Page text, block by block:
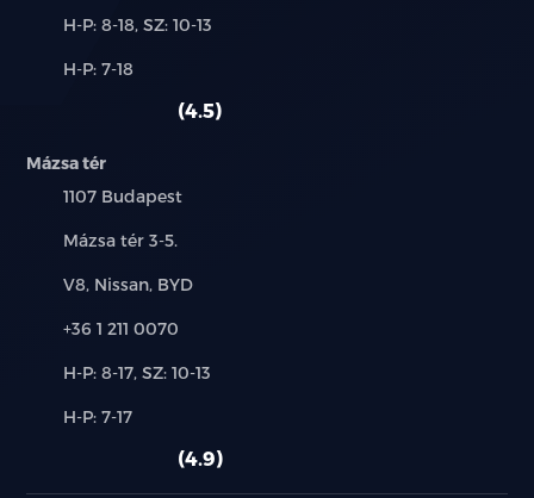
Új-
használt
H-P: 8-18, SZ: 10-13
Alkatrész,
H-P: 7-18
4.5
Mázsa tér
Település:
1107 Budapest
Cím:
Mázsa tér 3-5.
Márkák:
V8, Nissan, BYD
Telefon:
+36 1 211 0070
Új-
használt
H-P: 8-17, SZ: 10-13
Alkatrész,
H-P: 7-17
4.9